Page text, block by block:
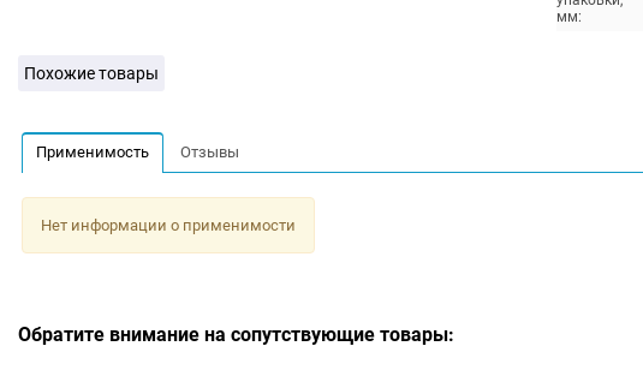
мм:
Похожие товары
Применимость Отзывы
Нет информации о применимости
Обратите внимание на сопутствующие товары: